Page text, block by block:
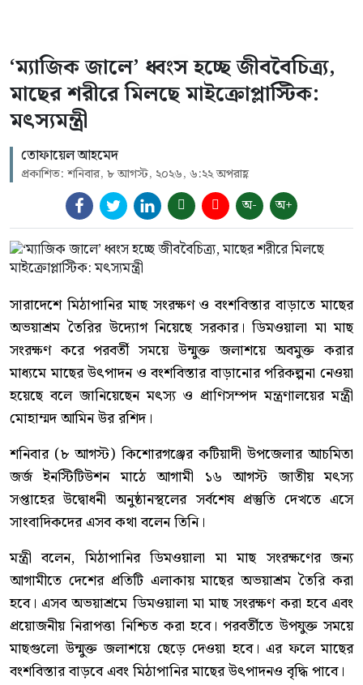
‘ম্যাজিক জালে’ ধ্বংস হচ্ছে জীববৈচিত্র্য,
মাছের শরীরে মিলছে মাইক্রোপ্লাস্টিক:
মৎস্যমন্ত্রী
তোফায়েল আহমেদ
প্রকাশিত: শনিবার, ৮ আগস্ট, ২০২৬, ৬:২২ অপরাহ্ণ
অ- অ+
সারাদেশে মিঠাপানির মাছ সংরক্ষণ ও বংশবিস্তার বাড়াতে মাছের
অভয়াশ্রম তৈরির উদ্যোগ নিয়েছে সরকার। ডিমওয়ালা মা মাছ
সংরক্ষণ করে পরবর্তী সময়ে উন্মুক্ত জলাশয়ে অবমুক্ত করার
মাধ্যমে মাছের উৎপাদন ও বংশবিস্তার বাড়ানোর পরিকল্পনা নেওয়া
হয়েছে বলে জানিয়েছেন মৎস্য ও প্রাণিসম্পদ মন্ত্রণালয়ের মন্ত্রী
মোহাম্মদ আমিন উর রশিদ।
শনিবার (৮ আগস্ট) কিশোরগঞ্জের কটিয়াদী উপজেলার আচমিতা
জর্জ ইনস্টিটিউশন মাঠে আগামী ১৬ আগস্ট জাতীয় মৎস্য
সপ্তাহের উদ্বোধনী অনুষ্ঠানস্থলের সর্বশেষ প্রস্তুতি দেখতে এসে
সাংবাদিকদের এসব কথা বলেন তিনি।
মন্ত্রী বলেন, মিঠাপানির ডিমওয়ালা মা মাছ সংরক্ষণের জন্য
আগামীতে দেশের প্রতিটি এলাকায় মাছের অভয়াশ্রম তৈরি করা
হবে। এসব অভয়াশ্রমে ডিমওয়ালা মা মাছ সংরক্ষণ করা হবে এবং
প্রয়োজনীয় নিরাপত্তা নিশ্চিত করা হবে। পরবর্তীতে উপযুক্ত সময়ে
মাছগুলো উন্মুক্ত জলাশয়ে ছেড়ে দেওয়া হবে। এর ফলে মাছের
বংশবিস্তার বাড়বে এবং মিঠাপানির মাছের উৎপাদনও বৃদ্ধি পাবে।